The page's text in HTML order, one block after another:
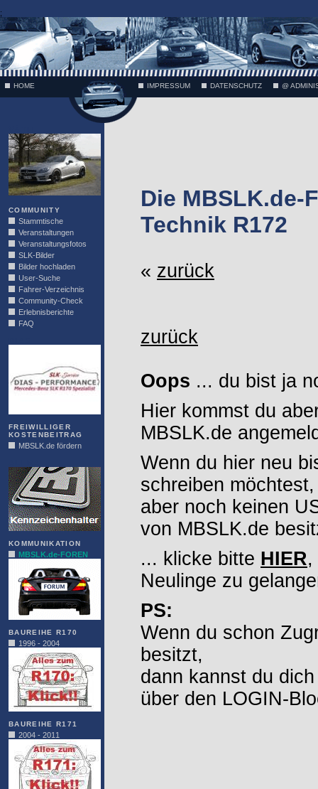
;
HOME IMPRESSUM DATENSCHUTZ @
COMMUNITY
Stammtische
Veranstaltungen
Veranstaltungsfotos
SLK-Bilder
Bilder hochladen
User-Suche
Fahrer-Verzeichnis
Community-Check
Erlebnisberichte
FAQ
FREIWILLIGER
KOSTENBEITRAG
MBSLK.de fördern
KOMMUNIKATION
MBSLK.de-FOREN
BAUREIHE R170
1996 - 2004
BAUREIHE R171
2004 - 2011
Die MBSLK.de-
Technik R172
« zurück
zurück
Oops ... du bist ja
Hier kommst du
MBSLK.de
Wenn du hier neu
schreiben möchtest,
aber noch keinen
von MBSLK.de
... klicke bitte HIER,
Neulinge zu
PS:
Wenn du schon
besitzt,
dann kannst du
über den LOGIN-